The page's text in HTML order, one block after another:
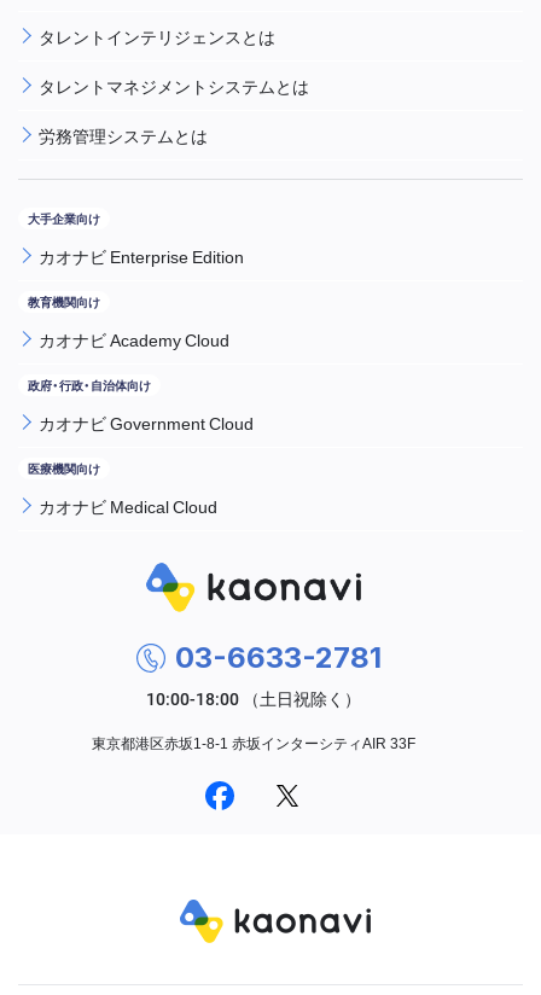
タレントインテリジェンスとは
タレントマネジメントシステムとは
労務管理システムとは
カオナビ Enterprise Edition
カオナビ Academy Cloud
カオナビ Government Cloud
カオナビ Medical Cloud
03-6633-2781
東京都港区赤坂1-8-1 赤坂インターシティAIR 33F